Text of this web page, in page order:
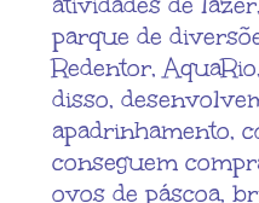
parque de
Redentor,
disso,
apadrinhamento,
conseguem
ovos de páscoa,